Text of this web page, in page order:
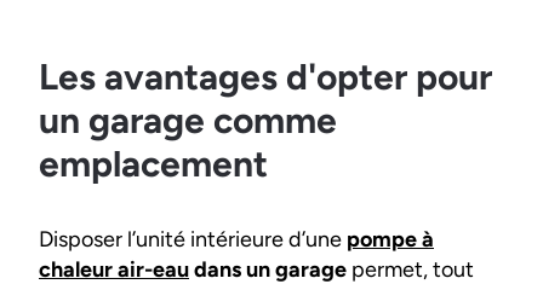
Les avantages d'opter pour
un garage comme
emplacement
Disposer l’unité intérieure d’une pompe à
chaleur air-eaudans un garage permet, tout